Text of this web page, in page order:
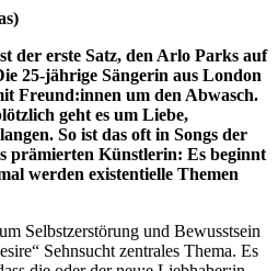
der erste Satz, den Arlo Parks auf
25-jährige Sängerin aus London
Freund:innen um den Abwasch.
geht es um Liebe,
So ist das oft in Songs der
prämierten Künstlerin: Es beginnt
werden existentielle Themen
Selbstzerstörung und Bewusstsein
Sehnsucht zentrales Thema. Es